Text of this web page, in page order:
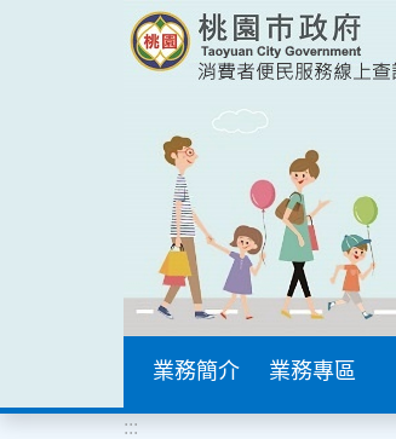
業務簡介 業務專區
:::